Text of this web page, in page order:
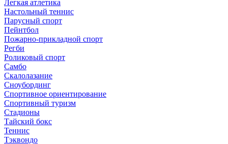
Легкая атлетика
Настольный теннис
Парусный спорт
Пейнтбол
Пожарно-прикладной спорт
Регби
Роликовый спорт
Самбо
Скалолазание
Сноубординг
Спортивное ориентирование
Спортивный туризм
Стадионы
Тайский бокс
Теннис
Тэквондо